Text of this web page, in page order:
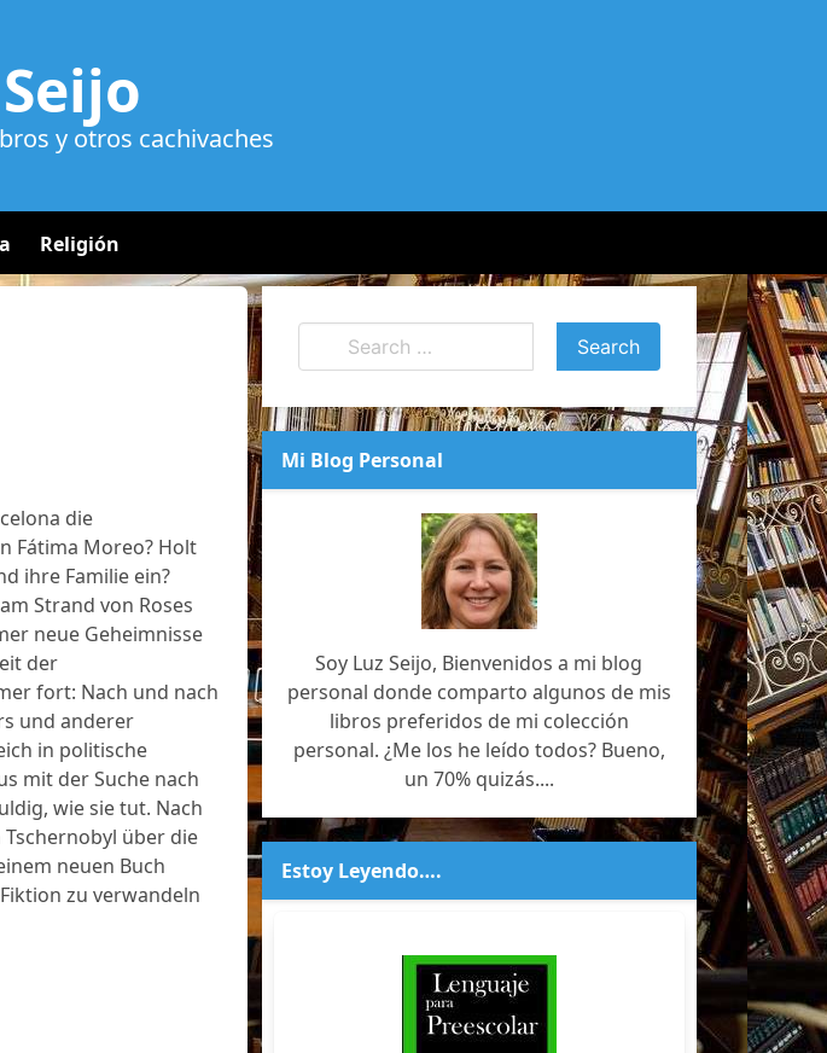
y otros cachivaches
Religión
die
Fátima Moreo? Holt
ihre Familie ein?
Strand von Roses
neue Geheimnisse
der
fort: Nach und nach
und anderer
in politische
mit der Suche nach
wie sie tut. Nach
über die
neuen Buch
zu verwandeln
Mi Blog Personal
Soy Luz Seijo, Bienvenidos a mi blog
personal donde comparto algunos de mis
libros preferidos de mi colección
personal. ¿Me los he leído todos? Bueno,
un 70% quizás....
Estoy Leyendo….